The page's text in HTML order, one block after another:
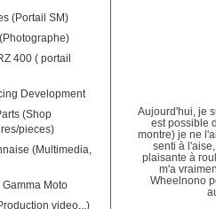
(Portail SM)
400 ( portail
Development
(Shop
pieces)
(Multimedia,
Gamma Moto
video...)
Aujourd'hui, je
est possible
montre) je ne
senti à
plaisante à
m'a
Wheelnono